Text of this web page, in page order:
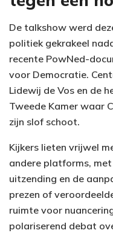
De talkshow werd
politiek gekrakeel
recente PowNed-
voor Democratie.
Lidewij de Vos en de
Tweede Kamer waar
zijn slof schoot.
Kijkers lieten vrijwel
andere platforms,
uitzending en de
prezen of
ruimte voor
polariserend debat